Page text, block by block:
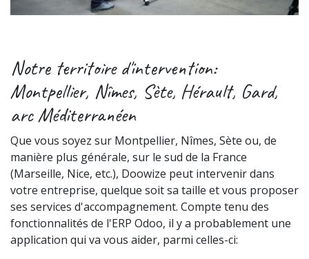
Notre territoire d'intervention:
Montpellier, Nîmes, Sète, Hérault, Gard,
arc Méditerranéen
Que vous soyez sur Montpellier, Nîmes, Sète ou, de
manière plus générale, sur le sud de la France
(Marseille, Nice, etc.), Doowize peut intervenir dans
votre entreprise, quelque soit sa taille et vous proposer
ses services d'accompagnement. Compte tenu des
fonctionnalités de l'ERP Odoo, il y a probablement une
application qui va vous aider, parmi celles-ci: